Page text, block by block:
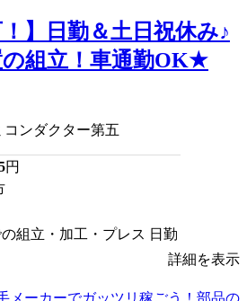
！】日勤＆土日祝休み♪
の組立！車通勤OK★
ンダクター第五
円
組立・加工・プレス 日勤
詳細を表示